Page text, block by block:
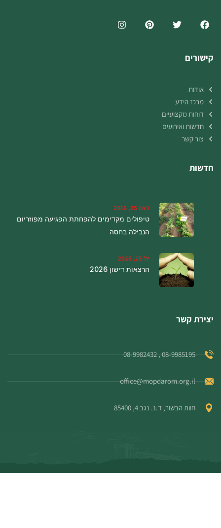
קישורים
אודות
מרכז הידע
דוחות מקצועיים
חדשות ואירועים
צור קשר
חדשות
דצמ 25, 2016
טיפולים מקדימים להפחתת הפגיעה מפוזריום
הנבילה בחסה
יול 25, 2026
הרצאות דישון 2026
יצירת קשר
08-9985195 , 08-9982432
office@mopdarom.org.il
חוות הבשור, ד.נ. נגב 4, 85400